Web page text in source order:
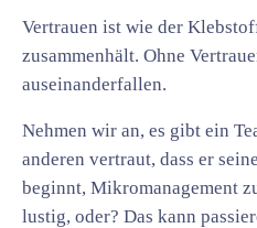
Vertrauen ist wie der
zusammenhält. Ohne
auseinanderfallen.
Nehmen wir an, es gibt ein
anderen vertraut, dass er
beginnt, Mikromanagement
lustig, oder? Das kann